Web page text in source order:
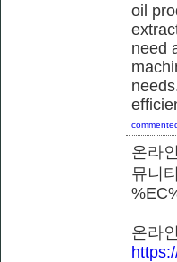
oil
need
온라
뮤니
온라